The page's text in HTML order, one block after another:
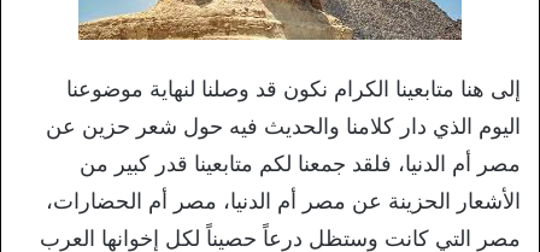
إلى هنا متابعينا الكرام نكون قد وصلنا لنهاية موضوعنا
اليوم الذي دار كلامنا والحديث فيه حول شعر حزين عن
مصر أم الدنيا، فلقد جمعنا لكم متابعينا قدر كبير من
الأشعار الحزينة عن مصر أم الدنيا، مصر أم الحضارات،
مصر التي كانت وستظل درعاً حصيناً لكل إخوانها العرب